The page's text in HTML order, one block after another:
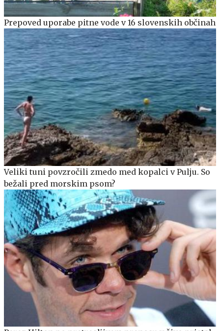
Prepoved uporabe pitne vode v 16 slovenskih občinah
Veliki tuni povzročili zmedo med kopalci v Pulju. So
bežali pred morskim psom?